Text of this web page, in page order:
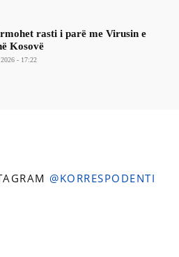
rasti i parë me Virusin e
Kosovë
- 17:22
@KORRESPODENTI